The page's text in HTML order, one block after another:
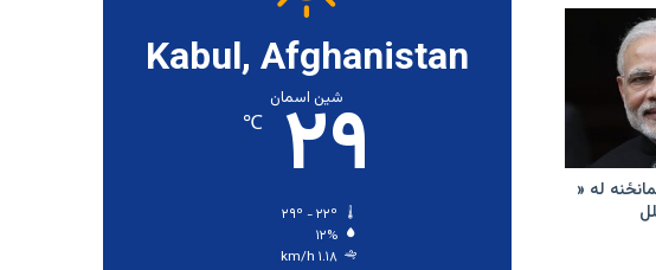
له «
Kabul, Afghanistan
شین اسمان
۲۹ ℃
۱۲%
۱.۱۸ km/h